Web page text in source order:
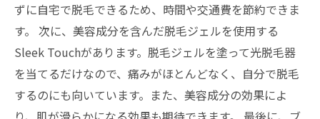
ずに自宅で脱毛できるため、時間や交通費を節約できま
す。 次に、美容成分を含んだ脱毛ジェルを使用する
Sleek Touchがあります。脱毛ジェルを塗って光脱毛器
を当てるだけなので、痛みがほとんどなく、自分で脱毛
するのにも向いています。また、美容成分の効果によ